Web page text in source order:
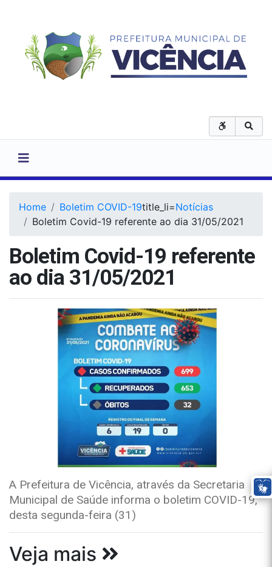
Home Boletim COVID-19title_li=Notícias
Boletim Covid-19 referente ao dia 31/05/2021
Boletim Covid-19 referente
ao dia 31/05/2021
A Prefeitura de Vicência, através da Secretaria
Municipal de Saúde informa o boletim COVID-19,
desta segunda-feira (31)
Veja mais